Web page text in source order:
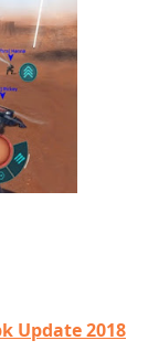
Update 2018